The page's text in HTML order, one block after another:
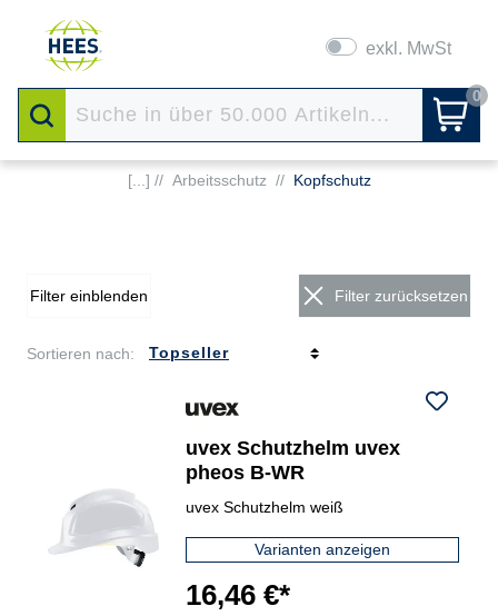
exkl. MwSt
0
[...] // Arbeitsschutz // Kopfschutz
Filter einblenden Filter zurücksetzen
Sortieren nach:
uvex Schutzhelm uvex
pheos B-WR
uvex Schutzhelm weiß
Varianten anzeigen
16,46 €*